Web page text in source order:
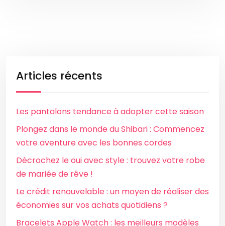
Articles récents
Les pantalons tendance à adopter cette saison
Plongez dans le monde du Shibari : Commencez
votre aventure avec les bonnes cordes
Décrochez le oui avec style : trouvez votre robe
de mariée de rêve !
Le crédit renouvelable : un moyen de réaliser des
économies sur vos achats quotidiens ?
Bracelets Apple Watch : les meilleurs modèles